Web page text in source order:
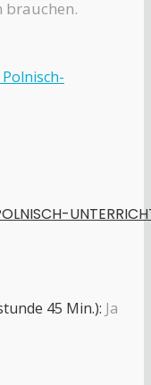
brauchen.
45 Min.): Ja